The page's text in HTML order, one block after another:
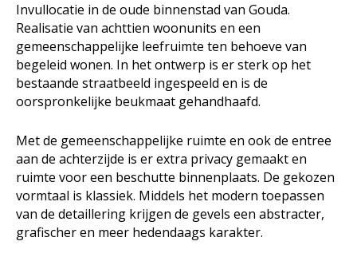
Invullocatie in de oude binnenstad van Gouda.
Realisatie van achttien woonunits en een
gemeenschappelijke leefruimte ten behoeve van
begeleid wonen. In het ontwerp is er sterk op het
bestaande straatbeeld ingespeeld en is de
oorspronkelijke beukmaat gehandhaafd.
Met de gemeenschappelijke ruimte en ook de entree
aan de achterzijde is er extra privacy gemaakt en
ruimte voor een beschutte binnenplaats. De gekozen
vormtaal is klassiek. Middels het modern toepassen
van de detaillering krijgen de gevels een abstracter,
grafischer en meer hedendaags karakter.